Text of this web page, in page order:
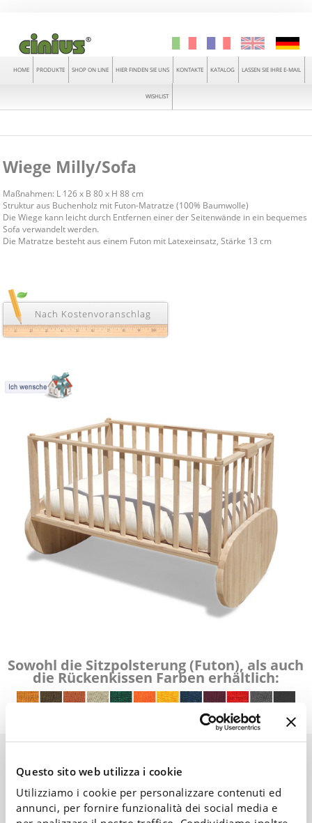
Questo sito web utilizza i cookie
Utilizziamo i cookie per personalizzare contenuti ed
annunci, per fornire funzionalità dei social media e
HOME PRODUKTE SHOP ON LINE HIER FINDEN SIE UNS KONTAKTE KATALOG LASSEN SIE IHRE E-MAIL
WISHLIST
Wiege Milly/Sofa
Maßnahmen: L 126 x B 80 x H 88 cm
Struktur aus Buchenholz mit Futon-Matratze (100% Baumwolle)
Die Wiege kann leicht durch Entfernen einer der Seitenwände in ein bequemes
Sofa verwandelt werden.
Die Matratze besteht aus einem Futon mit Latexeinsatz, Stärke 13 cm
Nach Kostenvoranschlag
Sowohl die Sitzpolsterung (Futon), als auch
die Rückenkissen Farben erhältlich:
Herausziehen der Holzdübel